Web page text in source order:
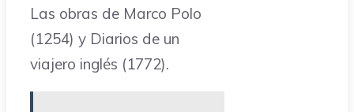
Las obras de Marco Polo
(1254) y Diarios de un
viajero inglés (1772).